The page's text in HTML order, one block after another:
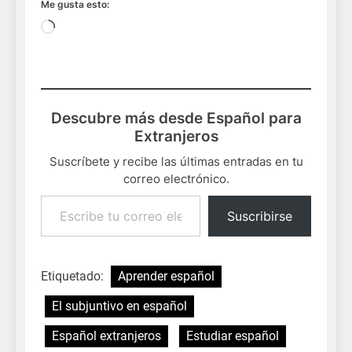
Me gusta esto:
Cargando...
Descubre más desde Español para
Extranjeros
Suscríbete y recibe las últimas entradas en tu
correo electrónico.
Escribe tu correo electrónico…
Suscribirse
Etiquetado:
Aprender español
El subjuntivo en español
Español extranjeros
Estudiar español